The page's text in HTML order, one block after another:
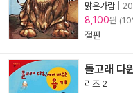
맑은가람
8,100원
절판
돌고래 다
리즈 2